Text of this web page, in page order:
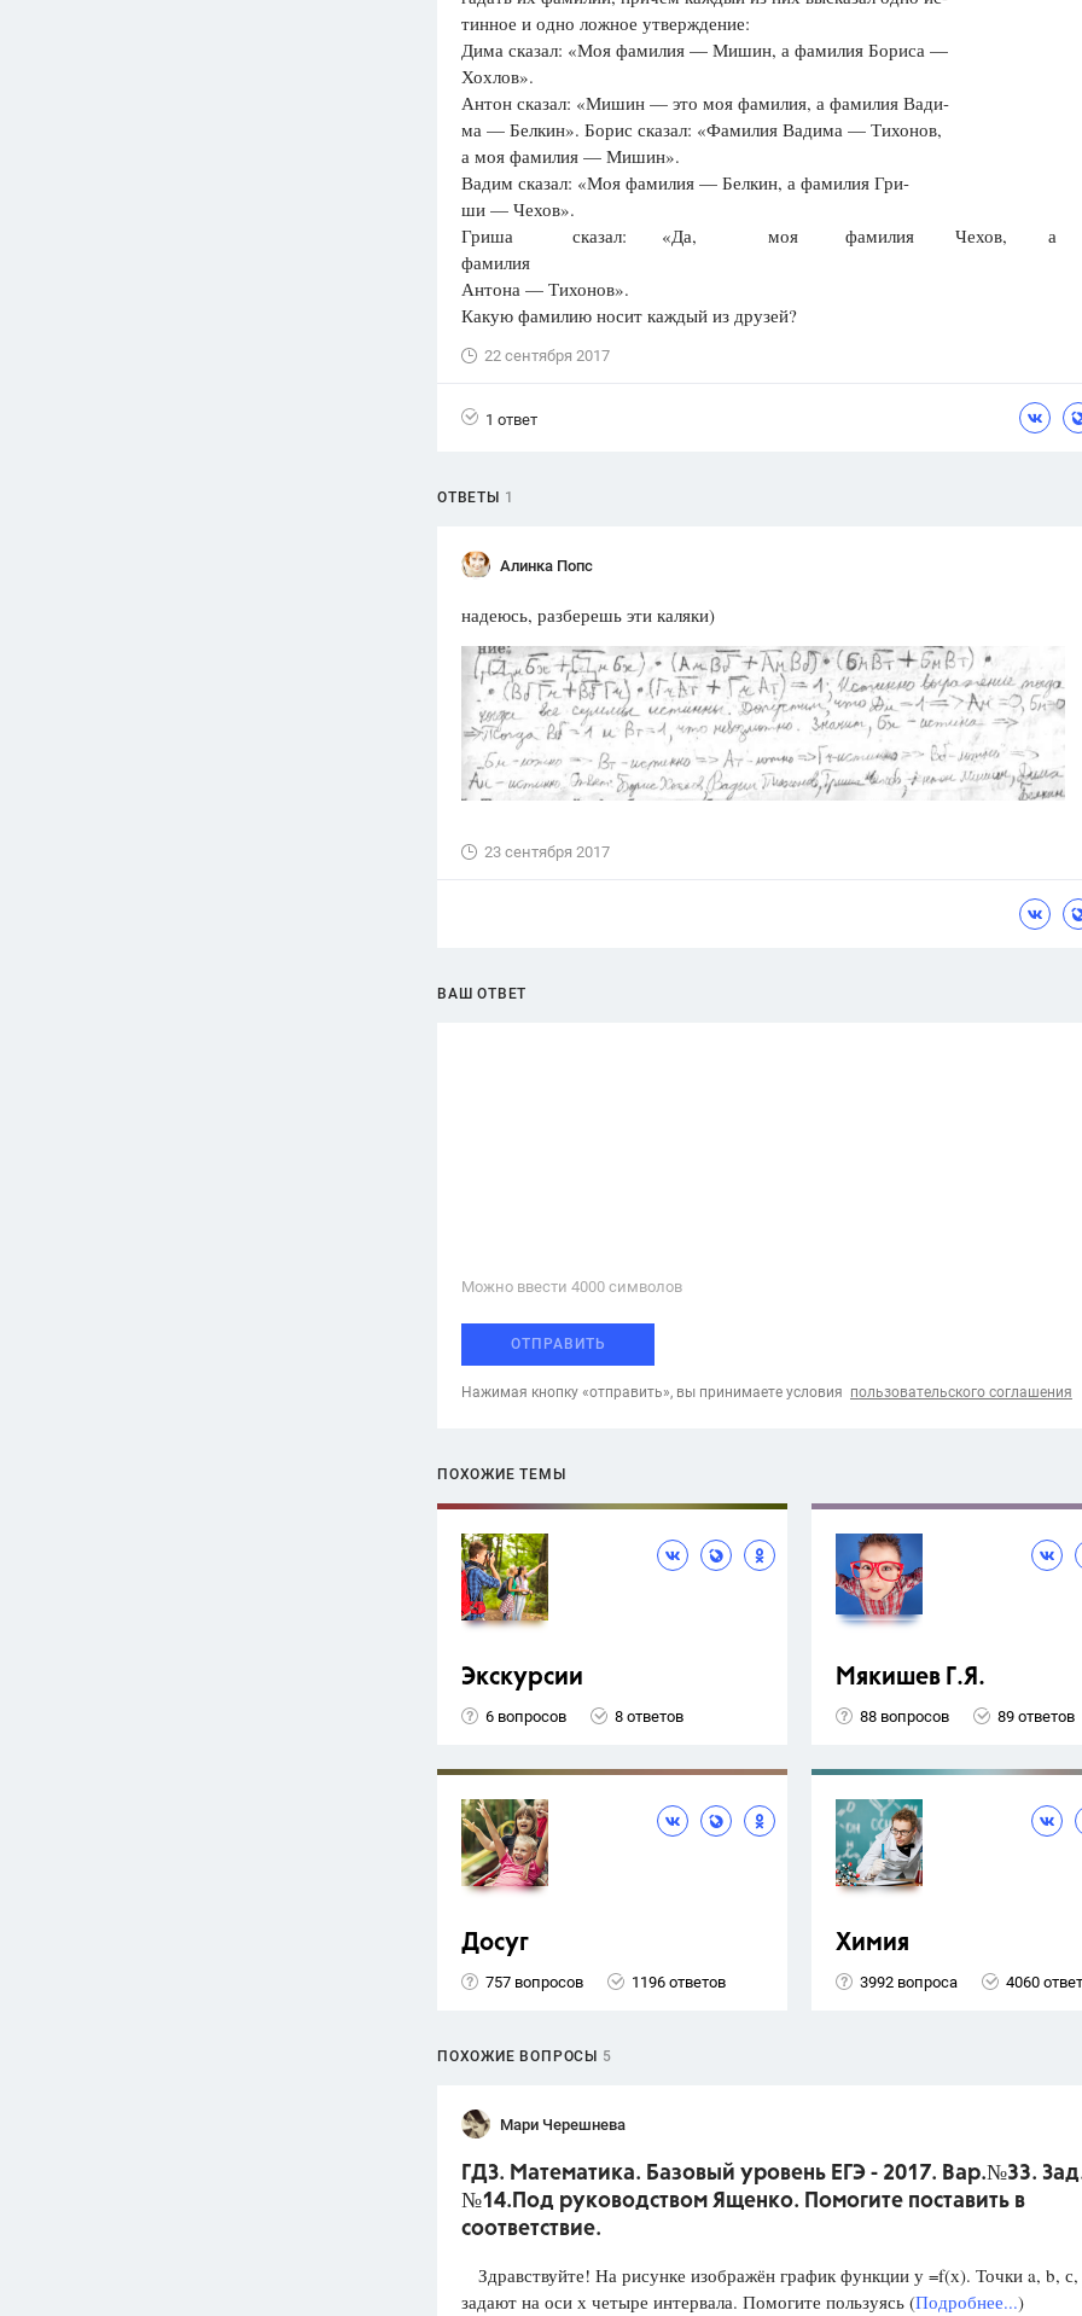
Вузы
1752 ответа
Олимпиады
ответа
Spotlight
ответ
ГИА
ответов
Отношения,Любовь,
тинное и одно ложное утверждение:
Дима сказал: «Моя фамилия — Мишин, а фамилия Бориса —
Хохлов».
Антон сказал: «Мишин — это моя фамилия, а фамилия Вади-
ма — Белкин». Борис сказал: «Фамилия Вадима — Тихонов,
а моя фамилия — Мишин».
Вадим сказал: «Моя фамилия — Белкин, а фамилия Гри-
ши — Чехов».
Гриша сказал: «Да, моя фамилия Чехов,
фамилия
Антона — Тихонов».
Какую фамилию носит каждый из друзей?
22 сентября 2017
1 ответ
ОТВЕТЫ 1
Алинка Попс
надеюсь, разберешь эти каляки)
23 сентября 2017
ВАШ ОТВЕТ
Можно ввести 4000 cимволов
ОТПРАВИТЬ
Нажимая кнопку «отправить», вы принимаете условия пользовательского соглашения
ПОХОЖИЕ ТЕМЫ
Экскурсии
6 вопросов 8 ответов
Мякишев Г.Я.
88 вопросов 89 ответов
Досуг
757 вопросов 1196 ответов
Химия
3992 вопроса 4060
ПОХОЖИЕ ВОПРОСЫ 5
Мари Черешнева
ГДЗ. Математика. Базовый уровень ЕГЭ - 2017. Вар.№33.
№14.Под руководством Ященко. Помогите поставить в
соответствие.
Здравствуйте! На рисунке изображён график функции у =f(х). Точки a, b,
задают на оси х четыре интервала. Помогите пользуясь (Подробнее...)